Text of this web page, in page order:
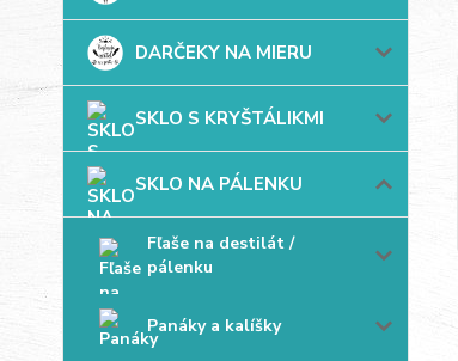
DARČEKY NA MIERU
SKLO S KRYŠTÁLIKMI
SKLO NA PÁLENKU
Fľaše na destilát /
pálenku
Panáky a kalíšky